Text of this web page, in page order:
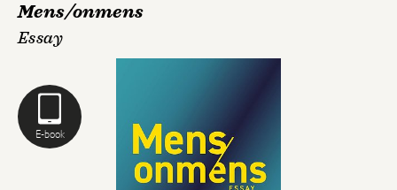
E-book
Mens/onmens
Essay